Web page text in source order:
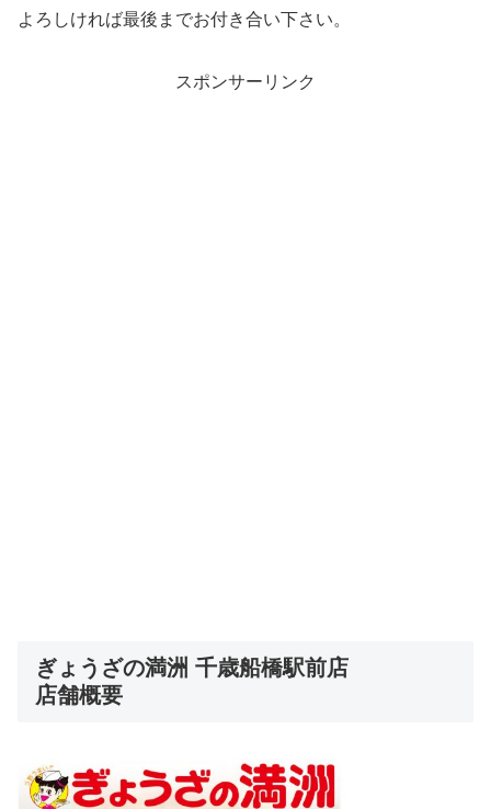
よろしければ最後までお付き合い下さい。
スポンサーリンク
ぎょうざの満洲 千歳船橋駅前店
店舗概要